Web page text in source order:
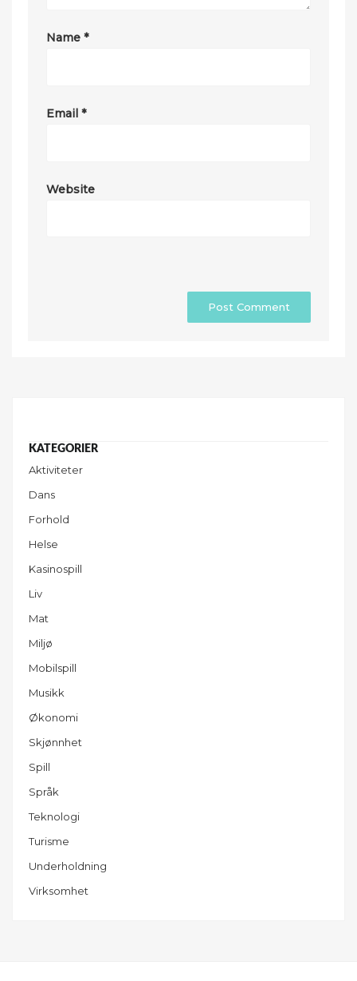
Name *
Email *
Website
Aktiviteter
Dans
Forhold
Helse
Kasinospill
Liv
Mat
Miljø
Mobilspill
Musikk
Økonomi
Skjønnhet
Spill
Språk
Teknologi
Turisme
Underholdning
Virksomhet